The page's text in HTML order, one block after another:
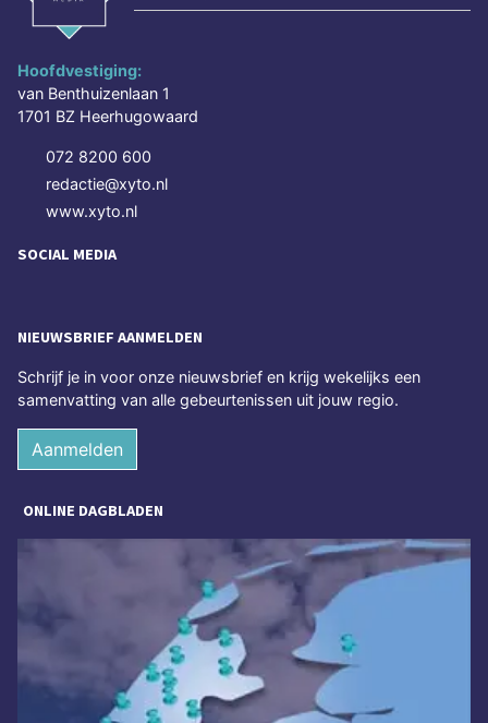
Hoofdvestiging:
van Benthuizenlaan 1
1701 BZ Heerhugowaard
072 8200 600
redactie@xyto.nl
www.xyto.nl
SOCIAL MEDIA
NIEUWSBRIEF AANMELDEN
Schrijf je in voor onze nieuwsbrief en krijg wekelijks een
samenvatting van alle gebeurtenissen uit jouw regio.
Aanmelden
ONLINE DAGBLADEN